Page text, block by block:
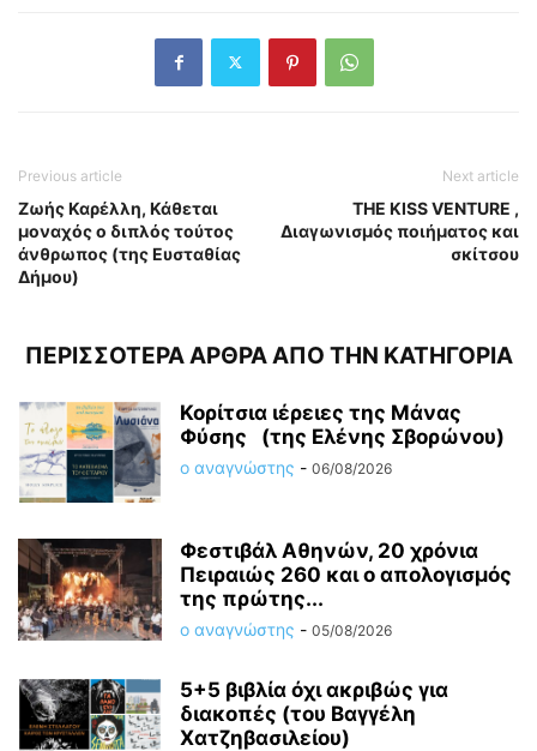
Previous article
Ζωής Καρέλλη, Κάθεται
μοναχός ο διπλός τούτος
άνθρωπος (της Ευσταθίας
Δήμου)
Next article
THE KISS VENTURE ,
Διαγωνισμός ποιήματος και
σκίτσου
ΠΕΡΙΣΣΟΤΕΡΑ ΑΡΘΡΑ ΑΠΟ ΤΗΝ ΚΑΤΗΓΟΡΙΑ
Κορίτσια ιέρειες της Μάνας
Φύσης (της Ελένης Σβορώνου)
ο αναγνώστης - 06/08/2026
Φεστιβάλ Αθηνών, 20 χρόνια
Πειραιώς 260 και ο απολογισμός
της πρώτης...
ο αναγνώστης - 05/08/2026
5+5 βιβλία όχι ακριβώς για
διακοπές (του Βαγγέλη
Χατζηβασιλείου)